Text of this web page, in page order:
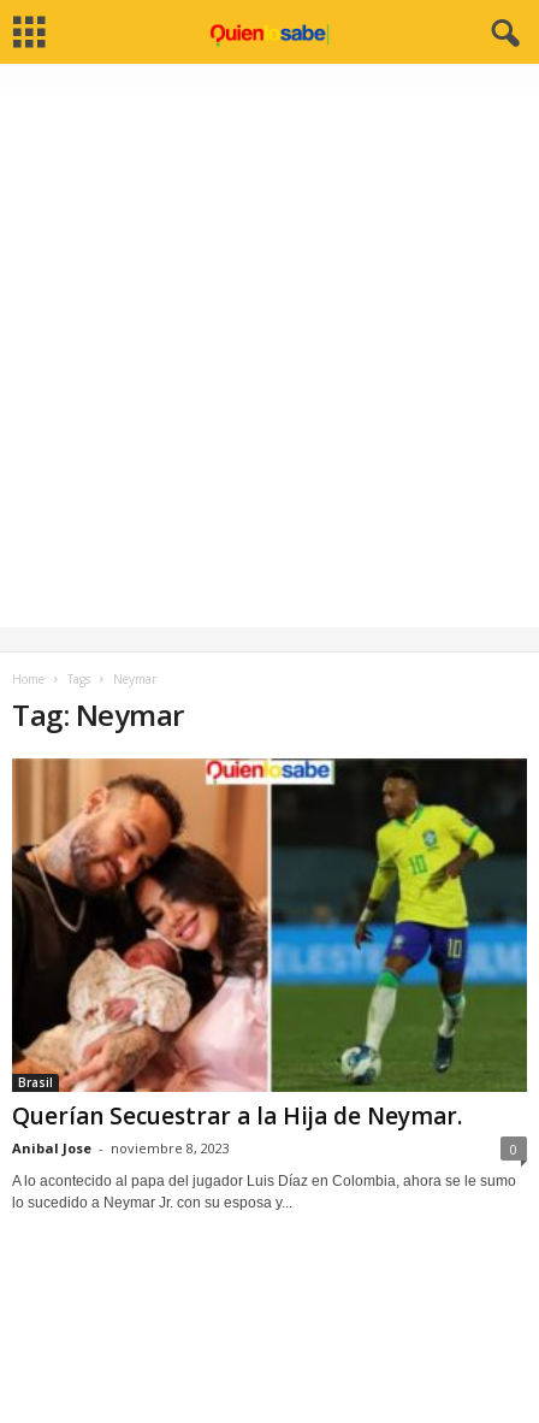
Home Tags Neymar
Tag: Neymar
Brasil
Querían Secuestrar a la Hija de Neymar.
Anibal Jose - noviembre 8, 2023 0
A lo acontecido al papa del jugador Luis Díaz en Colombia, ahora se le sumo
lo sucedido a Neymar Jr. con su esposa y...